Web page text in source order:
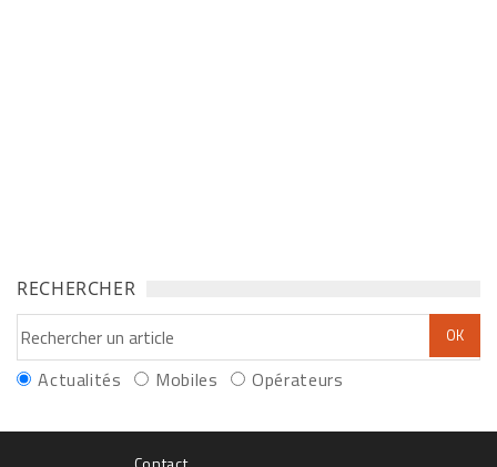
RECHERCHER
Actualités Mobiles Opérateurs